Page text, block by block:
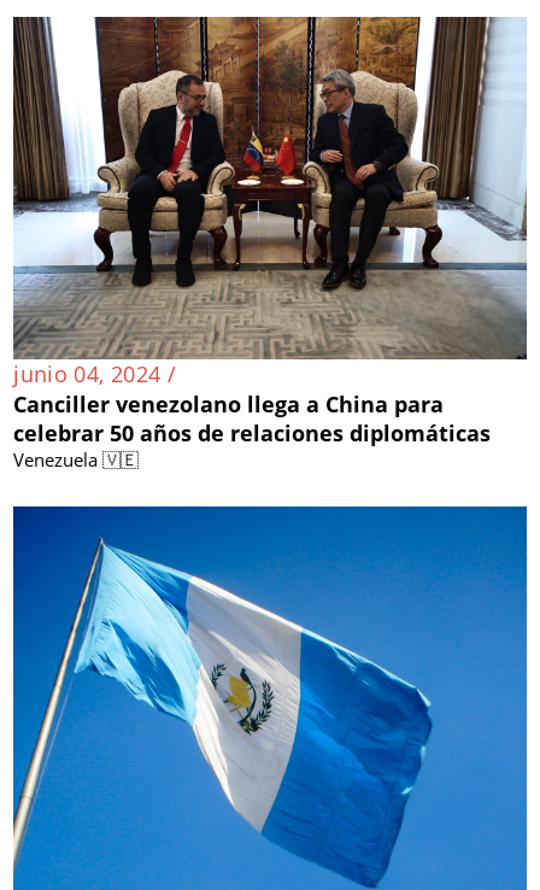
junio 04, 2024 /
Canciller venezolano llega a China para
celebrar 50 años de relaciones diplomáticas
Venezuela 🇻🇪